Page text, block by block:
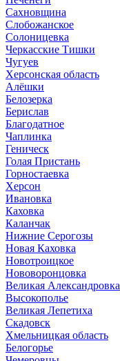
Сахновщина
Слобожанское
Солоницевка
Черкасские Тишки
Чугуев
Херсонская область
Алёшки
Белозерка
Берислав
Благодатное
Чаплинка
Геническ
Голая Пристань
Горностаевка
Херсон
Ивановка
Каховка
Каланчак
Нижние Серогозы
Новая Каховка
Новотроицкое
Нововоронцовка
Великая Александровка
Высокополье
Великая Лепетиха
Скадовск
Хмельницкая область
Белогорье